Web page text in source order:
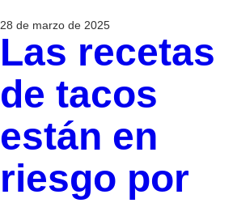
28 de marzo de 2025
Las recetas
de tacos
están en
riesgo por